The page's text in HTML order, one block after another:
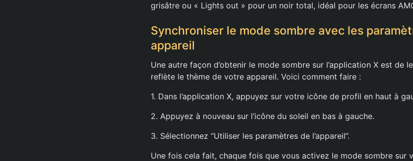
grisâtre ou « Lights out » pour un noir total, idéal pour les écrans
Synchroniser le mode sombre avec les
appareil
Une autre façon d’obtenir le mode sombre sur l’application X est de
reflète le thème de votre appareil. Voici comment faire :
1. Dans l’application X, appuyez sur votre icône de profil en haut à
2. Appuyez à nouveau sur l’icône du soleil en bas à gauche.
3. Sélectionnez “Utiliser les paramètres de l’appareil”.
Une fois cela fait, chaque fois que vous activez le mode sombre sur